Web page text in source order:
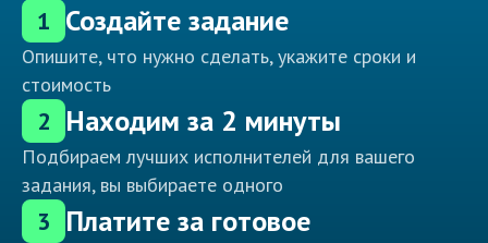
1 Создайте задание
Опишите, что нужно сделать, укажите сроки и
стоимость
2 Находим за 2 минуты
Подбираем лучших исполнителей для вашего
задания, вы выбираете одного
3 Платите за готовое